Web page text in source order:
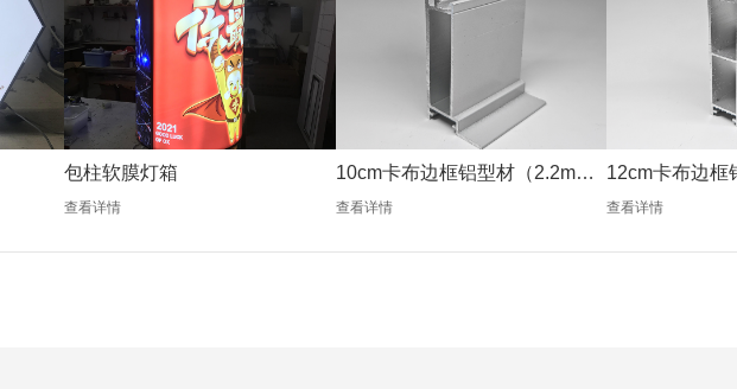
包柱软膜灯箱
查看详情
10cm卡布边框铝型材（2.2mm
银色）
查看详情
12cm卡布边框
银色）
查看详情